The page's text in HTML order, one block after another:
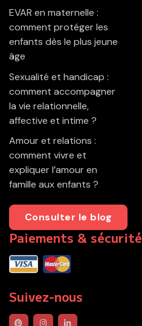
EVAR en maternelle :
comment protéger les
enfants dès le plus jeune
âge
Sexualité et handicap :
comment accompagner
la vie relationnelle,
affective et intime ?
Amour et relations :
comment vivre et
expliquer l’amour en
famille aux enfants ?
Consulter le blog
Paiements & sécurité
Suivez-nous